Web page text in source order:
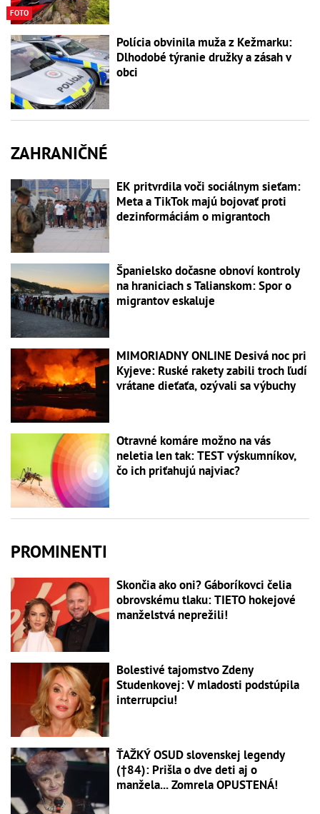
FOTO
Polícia obvinila muža z Kežmarku:
Dlhodobé týranie družky a zásah v
obci
ZAHRANIČNÉ
EK pritvrdila voči sociálnym sieťam:
Meta a TikTok majú bojovať proti
dezinformáciám o migrantoch
Španielsko dočasne obnoví kontroly
na hraniciach s Talianskom: Spor o
migrantov eskaluje
MIMORIADNY ONLINE Desivá noc pri
Kyjeve: Ruské rakety zabili troch ľudí
vrátane dieťaťa, ozývali sa výbuchy
Otravné komáre možno na vás
neletia len tak: TEST výskumníkov,
čo ich priťahujú najviac?
PROMINENTI
Skončia ako oni? Gáboríkovci čelia
obrovskému tlaku: TIETO hokejové
manželstvá neprežili!
Bolestivé tajomstvo Zdeny
Studenkovej: V mladosti podstúpila
interrupciu!
ŤAŽKÝ OSUD slovenskej legendy
(†84): Prišla o dve deti aj o
manžela... Zomrela OPUSTENÁ!